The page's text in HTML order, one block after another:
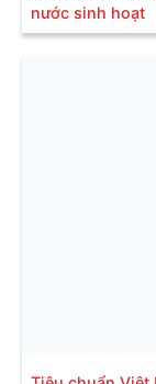
nước sinh hoạt